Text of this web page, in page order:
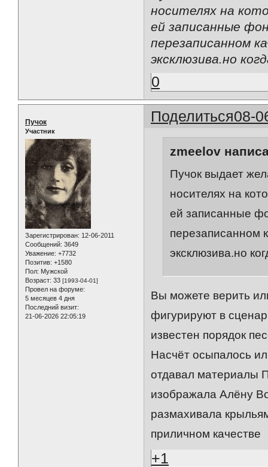
носителях на
ей записанные
перезаписанном
эксклюзива.но
0
Поделиться08-
Пучок
Участник
Зарегистрирован: 12-06-2011
Сообщений: 3649
Уважение: +7732
Позитив: +1580
Пол: Мужской
Возраст: 33 [1993-04-01]
Провел на форуме:
5 месяцев 4 дня
Последний визит:
21-06-2026 22:05:19
zmeelov
Пучок выдает
носителях на
ей записанные
перезаписанном
эксклюзива.но
Вы можете верить
фигурируют в
известен порядок
Насчёт осыпалось
отдавал материалы
изображала Алёну
размахивала
приличном качестве
+1